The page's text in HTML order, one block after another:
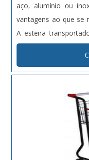
aço, alumínio ou
vantagens ao que se
A esteira
fabricada com
tracionados:
esse tipo de rolete ....